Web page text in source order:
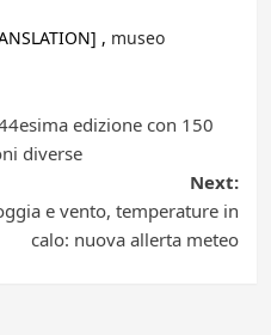
, museo
edizione con 150
diverse
Next:
e vento, temperature in
calo: nuova allerta meteo